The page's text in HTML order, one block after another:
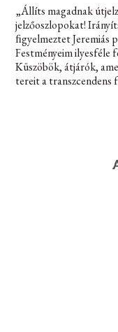
„Állíts magadnak
jelzőoszlopokat!
ﬁgyelmeztet Jeremiás
Festményeim ilyesféle
Küszöbök, átjárók,
tereit a transzcendens